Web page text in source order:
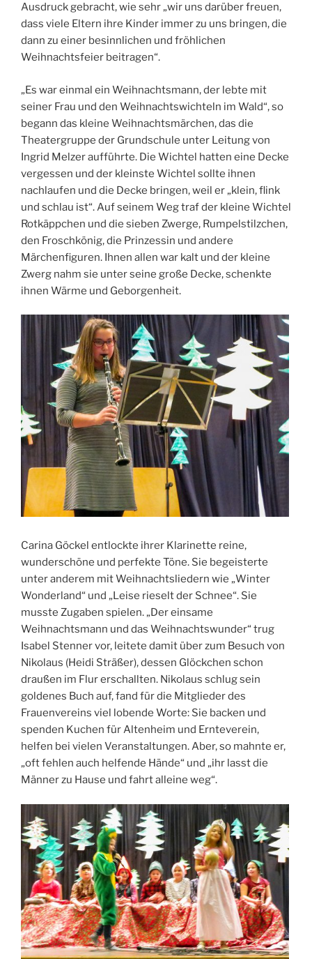
Ausdruck gebracht, wie sehr „wir uns darüber freuen,
dass viele Eltern ihre Kinder immer zu uns bringen, die
dann zu einer besinnlichen und fröhlichen
Weihnachtsfeier beitragen“.
„Es war einmal ein Weihnachtsmann, der lebte mit
seiner Frau und den Weihnachtswichteln im Wald“, so
begann das kleine Weihnachtsmärchen, das die
Theatergruppe der Grundschule unter Leitung von
Ingrid Melzer aufführte. Die Wichtel hatten eine Decke
vergessen und der kleinste Wichtel sollte ihnen
nachlaufen und die Decke bringen, weil er „klein, flink
und schlau ist“. Auf seinem Weg traf der kleine Wichtel
Rotkäppchen und die sieben Zwerge, Rumpelstilzchen,
den Froschkönig, die Prinzessin und andere
Märchenfiguren. Ihnen allen war kalt und der kleine
Zwerg nahm sie unter seine große Decke, schenkte
ihnen Wärme und Geborgenheit.
Carina Göckel entlockte ihrer Klarinette reine,
wunderschöne und perfekte Töne. Sie begeisterte
unter anderem mit Weihnachtsliedern wie „Winter
Wonderland“ und „Leise rieselt der Schnee“. Sie
musste Zugaben spielen. „Der einsame
Weihnachtsmann und das Weihnachtswunder“ trug
Isabel Stenner vor, leitete damit über zum Besuch von
Nikolaus (Heidi Sträßer), dessen Glöckchen schon
draußen im Flur erschallten. Nikolaus schlug sein
goldenes Buch auf, fand für die Mitglieder des
Frauenvereins viel lobende Worte: Sie backen und
spenden Kuchen für Altenheim und Ernteverein,
helfen bei vielen Veranstaltungen. Aber, so mahnte er,
„oft fehlen auch helfende Hände“ und „ihr lasst die
Männer zu Hause und fahrt alleine weg“.